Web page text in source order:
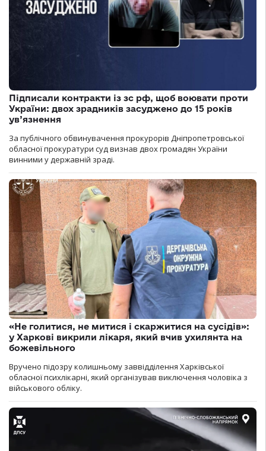
Підписали контракти із зс рф, щоб воювати проти
України: двох зрадників засуджено до 15 років
ув’язнення
За публічного обвинувачення прокурорів Дніпропетровської
обласної прокуратури суд визнав двох громадян України
винними у державній зраді.
«Не голитися, не митися і скаржитися на сусідів»:
у Харкові викрили лікаря, який вчив ухилянта на
божевільного
Вручено підозру колишньому заввідділення Харківської
обласної психлікарні, який організував виключення чоловіка з
військового обліку.